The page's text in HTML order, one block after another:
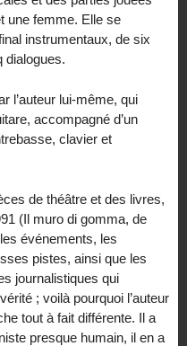
une femme. Elle se
instrumentaux, de six
dialogues.
l’auteur lui-même, qui
accompagné d’un
clavier et
de théâtre et des livres,
(Il muro di gomma, de
événements, les
pistes, ainsi que les
journalistiques qui
; voilà pourquoi l’auteur
tout à fait différente. Il a
presque humain, il en a